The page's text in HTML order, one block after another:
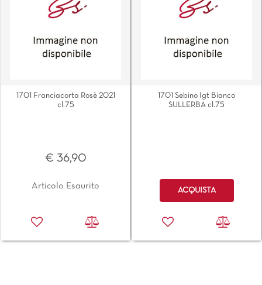
1701 Franciacorta Rosè 2021
cl.75
€ 36,90
Articolo Esaurito
1701 Sebino Igt Bianco
SULLERBA cl.75
Quantità
ACQUISTA